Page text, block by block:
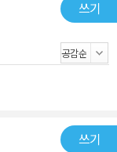
쓰기
쓰기